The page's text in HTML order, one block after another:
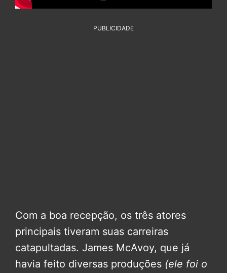
PUBLICIDADE
Com a boa recepção, os três atores
principais tiveram suas carreiras
catapultadas. James McAvoy, que já
havia feito diversas produções (ele foi o